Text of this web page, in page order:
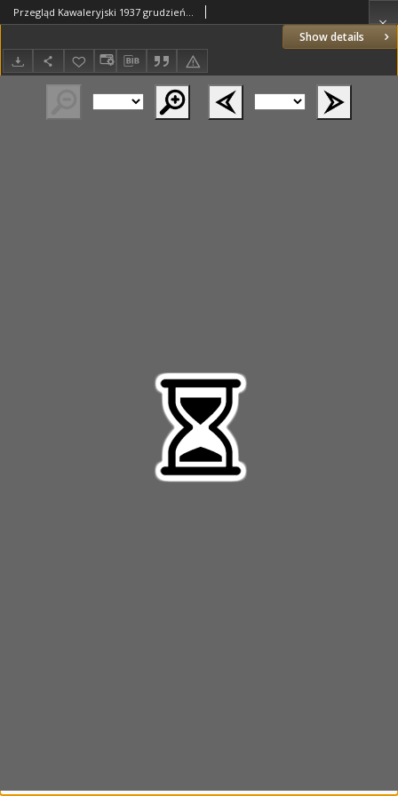
Show details
Przegląd Kawaleryjski 1937 grudzień R.14 Nr12(146)